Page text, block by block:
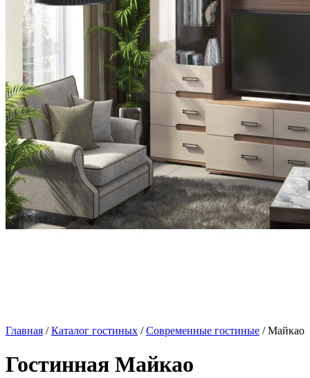
Главная /Каталог гостиных /Современные гостиные / Майкао
Гостинная Майкао